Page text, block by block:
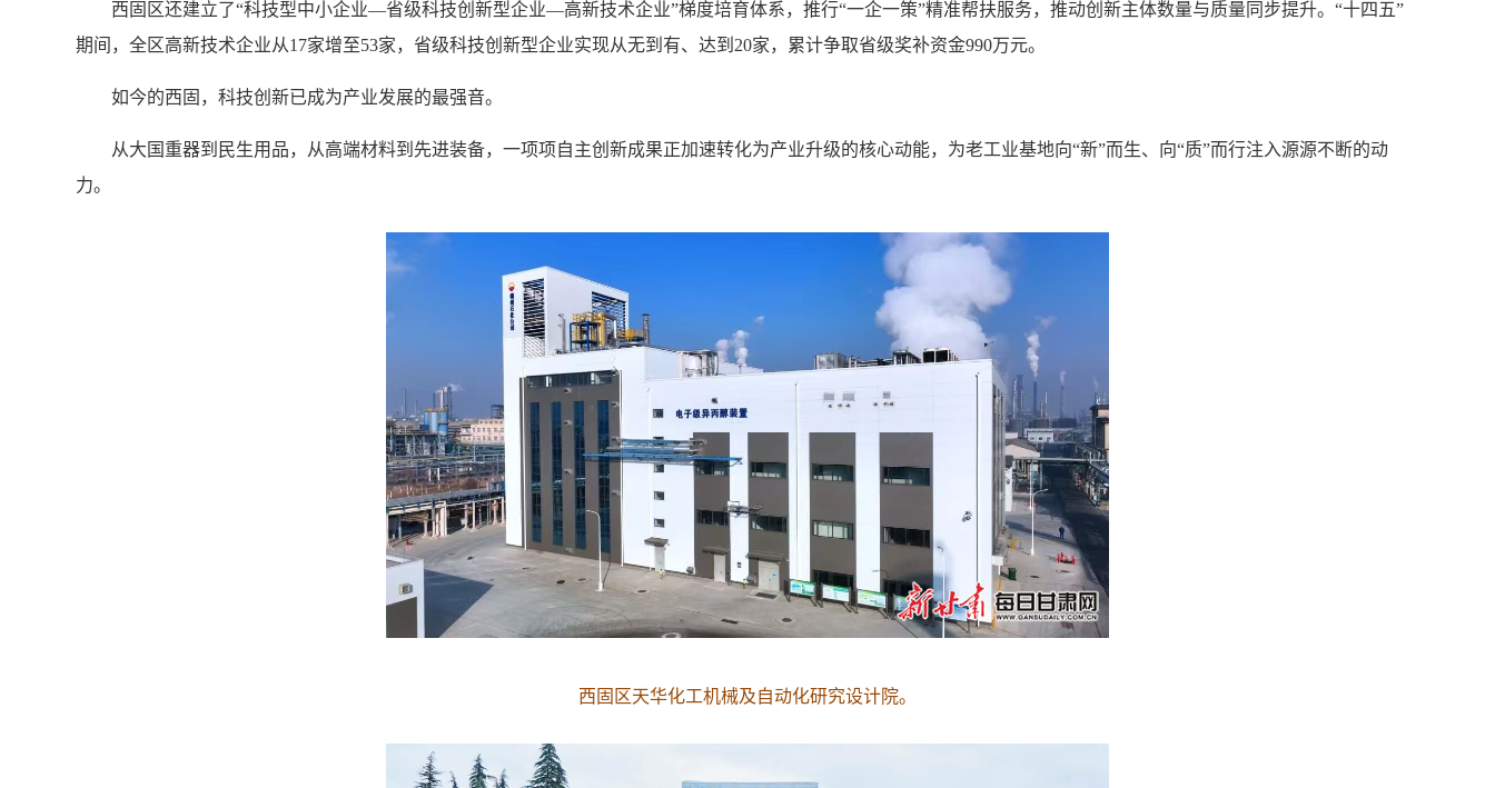
西固区还建立了“科技型中小企业—省级科技创新型企业—高新技术企业”梯度培育体系，推行“一企一策”精准帮扶服务，推动创新主体数量与质量同步提升。“十四五”
期间，全区高新技术企业从17家增至53家，省级科技创新型企业实现从无到有、达到20家，累计争取省级奖补资金990万元。
如今的西固，科技创新已成为产业发展的最强音。
从大国重器到民生用品，从高端材料到先进装备，一项项自主创新成果正加速转化为产业升级的核心动能，为老工业基地向“新”而生、向“质”而行注入源源不断的动
力。
西固区天华化工机械及自动化研究设计院。